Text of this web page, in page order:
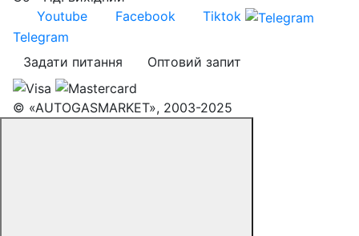
Youtube
Facebook
Tiktok
Telegram
Задати питання
Оптовий запит
© «AUTOGASMARKET», 2003-2025